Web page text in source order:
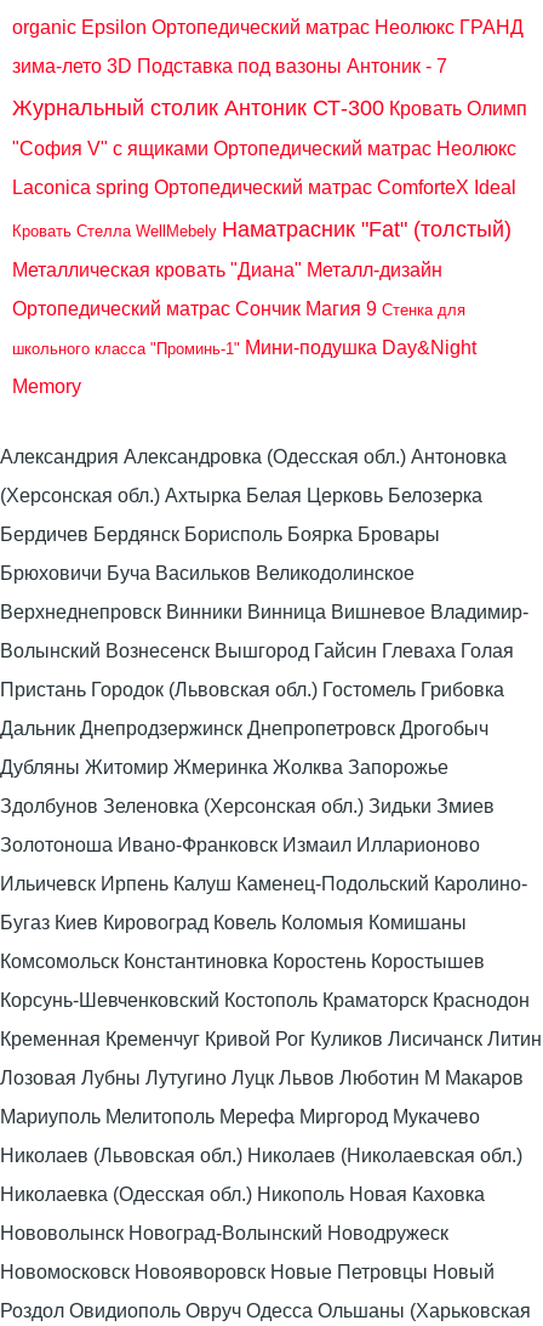
organic Epsilon Ортопедический матрас Неолюкс ГРАНД
зима-лето 3D Подставка под вазоны Антоник - 7
Журнальный столик Антоник СТ-300 Кровать Олимп
"София V" с ящиками Ортопедический матрас Неолюкс
Laconica spring Ортопедический матрас ComforteX Ideal
Кровать Стелла WellMebely Наматрасник "Fat" (толстый)
Металлическая кровать "Диана" Металл-дизайн
Ортопедический матрас Сончик Магия 9 Стенка для
школьного класса "Проминь-1" Мини-подушка Day&Night
Memory
Александрия Александровка (Одесская обл.) Антоновка
(Херсонская обл.) Ахтырка Белая Церковь Белозерка
Бердичев Бердянск Борисполь Боярка Бровары
Брюховичи Буча Васильков Великодолинское
Верхнеднепровск Винники Винница Вишневое Владимир-
Волынский Вознесенск Вышгород Гайсин Глеваха Голая
Пристань Городок (Львовская обл.) Гостомель Грибовка
Дальник Днепродзержинск Днепропетровск Дрогобыч
Дубляны Житомир Жмеринка Жолква Запорожье
Здолбунов Зеленовка (Херсонская обл.) Зидьки Змиев
Золотоноша Ивано-Франковск Измаил Илларионово
Ильичевск Ирпень Калуш Каменец-Подольский Каролино-
Бугаз Киев Кировоград Ковель Коломыя Комишаны
Комсомольск Константиновка Коростень Коростышев
Корсунь-Шевченковский Костополь Краматорск Краснодон
Кременная Кременчуг Кривой Рог Куликов Лисичанск Литин
Лозовая Лубны Лутугино Луцк Львов Люботин М Макаров
Мариуполь Мелитополь Мерефа Миргород Мукачево
Николаев (Львовская обл.) Николаев (Николаевская обл.)
Николаевка (Одесская обл.) Никополь Новая Каховка
Нововолынск Новоград-Волынский Новодружеск
Новомосковск Новояворовск Новые Петровцы Новый
Роздол Овидиополь Овруч Одесса Ольшаны (Харьковская